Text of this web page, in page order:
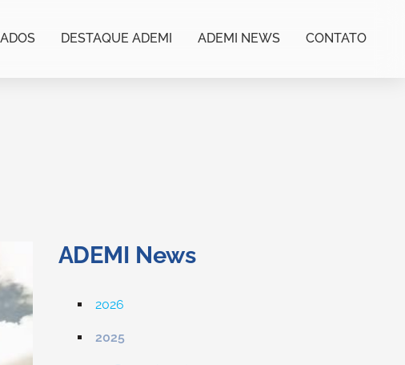
DESTAQUE ADEMI ADEMI NEWS CONTATO
ADEMI News
2026
2025